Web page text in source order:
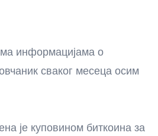
информацијама о
сваког месеца осим
је куповином биткоина за